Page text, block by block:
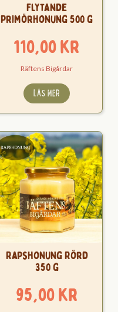
Flytande
Primörhonung 500 g
110,00kr
Räftens Bigårdar
LÄS MER
Rapshonung Rörd
350 g
95,00kr